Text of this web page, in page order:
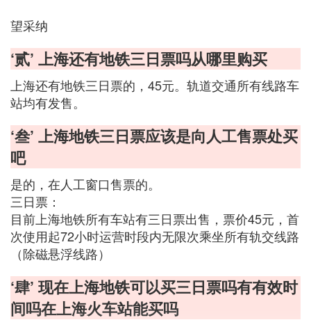
望采纳
‘贰’ 上海还有地铁三日票吗从哪里购买
上海还有地铁三日票的，45元。轨道交通所有线路车
站均有发售。
‘叁’ 上海地铁三日票应该是向人工售票处买
吧
是的，在人工窗口售票的。
三日票：
目前上海地铁所有车站有三日票出售，票价45元，首
次使用起72小时运营时段内无限次乘坐所有轨交线路
（除磁悬浮线路）
‘肆’ 现在上海地铁可以买三日票吗有有效时
间吗在上海火车站能买吗